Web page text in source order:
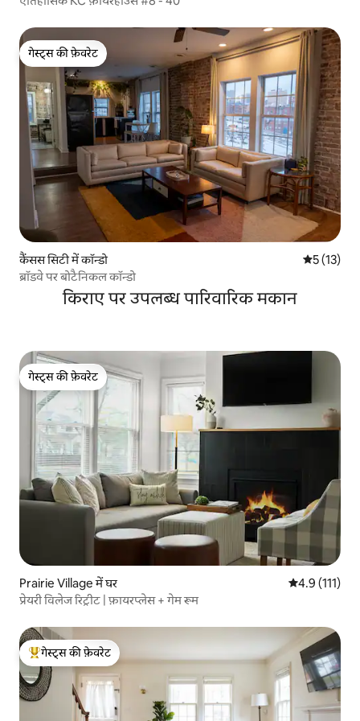
गेस्ट्स की फ़ेवरेट
गेस्ट्स की फ़ेवरेट
कैंसस सिटी में कॉन्डो औसत रेटिंग
5 (13)
ब्रॉडवे पर बोटैनिकल कॉन्डो
किराए पर उपलब्ध पारिवारिक मकान
गेस्ट्स की फ़ेवरेट
गेस्ट्स की फ़ेवरेट
Prairie Village में घर औसत रेटिंग 5 में
4.9 (111)
प्रेयरी विलेज रिट्रीट | फ़ायरप्लेस + गेम रूम
गेस्ट्स का टॉप फ़ेवरेट
गेस्ट्स की फ़ेवरेट